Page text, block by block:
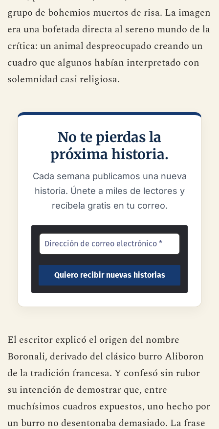
acta notarial y una fotografía que mostraba a
Lolo, pincel en cola, “trabajando” ante un
grupo de bohemios muertos de risa. La imagen
era una bofetada directa al sereno mundo de la
crítica: un animal despreocupado creando un
solemnidad casi religiosa.
No te pierdas la
próxima historia.
Cada semana publicamos una nueva
recíbela gratis en tu correo.
El escritor explicó el origen del nombre
Boronali, derivado del clásico burro Aliboron
de la tradición francesa. Y confesó sin rubor
su intención de demostrar que, entre